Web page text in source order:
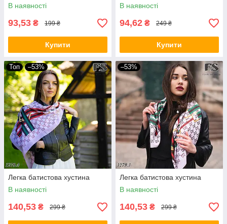
В наявності
93,53 ₴ 199 ₴
Купити
В наявності
94,62 ₴ 249 ₴
Купити
Топ –53%
Легка батистова хустина
В наявності
140,53 ₴ 299 ₴
–53%
Легка батистова хустина
В наявності
140,53 ₴ 299 ₴